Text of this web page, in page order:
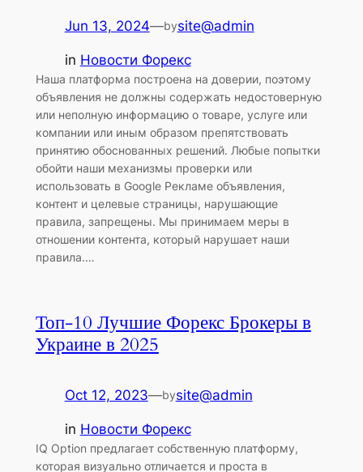
Jun 13, 2024—bysite@admin
in Новости Форекс
Наша платформа построена на доверии, поэтому
объявления не должны содержать недостоверную
или неполную информацию о товаре, услуге или
компании или иным образом препятствовать
принятию обоснованных решений. Любые попытки
обойти наши механизмы проверки или
использовать в Google Рекламе объявления,
контент и целевые страницы, нарушающие
правила, запрещены. Мы принимаем меры в
отношении контента, который нарушает наши
правила.…
Топ-10 Лучшие Форекс Брокеры в
Украине в 2025
Oct 12, 2023—bysite@admin
in Новости Форекс
IQ Option предлагает собственную платформу,
которая визуально отличается и проста в